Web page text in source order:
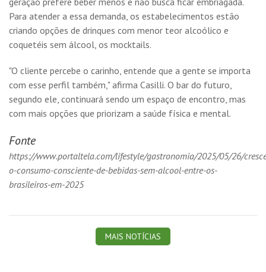
Para atender a essa demanda, os estabelecimentos estão
criando opções de drinques com menor teor alcoólico e
coquetéis sem álcool, os mocktails.
"O cliente percebe o carinho, entende que a gente se importa
com esse perfil também," afirma Casilli. O bar do futuro,
segundo ele, continuará sendo um espaço de encontro, mas
com mais opções que priorizam a saúde física e mental.
Fonte
https://www.portaltela.com/lifestyle/gastronomia/2025/05/26/
o-consumo-consciente-de-bebidas-sem-alcool-entre-os-
brasileiros-em-2025
MAIS NOTÍCIAS